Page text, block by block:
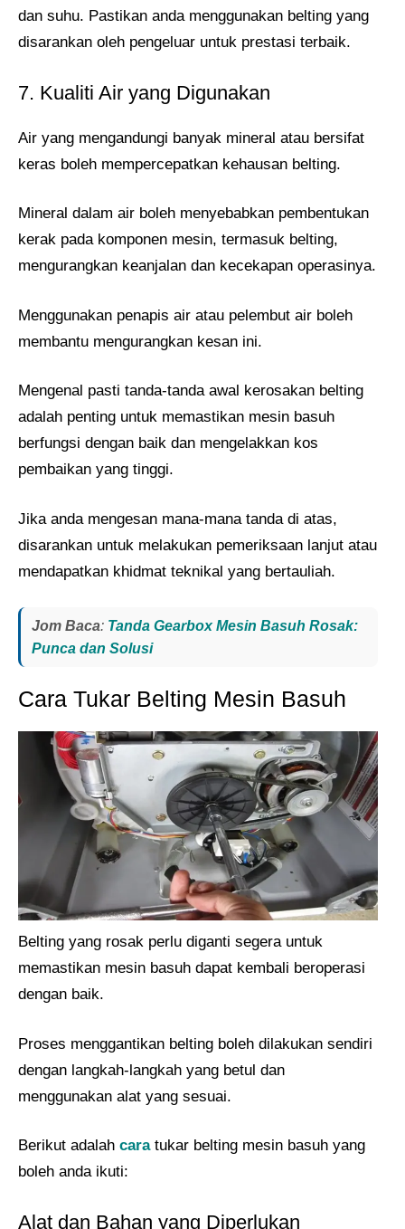
dan suhu. Pastikan anda menggunakan belting yang
disarankan oleh pengeluar untuk prestasi terbaik.
7. Kualiti Air yang Digunakan
Air yang mengandungi banyak mineral atau bersifat
keras boleh mempercepatkan kehausan belting.
Mineral dalam air boleh menyebabkan pembentukan
kerak pada komponen mesin, termasuk belting,
mengurangkan keanjalan dan kecekapan operasinya.
Menggunakan penapis air atau pelembut air boleh
membantu mengurangkan kesan ini.
Mengenal pasti tanda-tanda awal kerosakan belting
adalah penting untuk memastikan mesin basuh
berfungsi dengan baik dan mengelakkan kos
pembaikan yang tinggi.
Jika anda mengesan mana-mana tanda di atas,
disarankan untuk melakukan pemeriksaan lanjut atau
mendapatkan khidmat teknikal yang bertauliah.
Jom Baca: Tanda Gearbox Mesin Basuh Rosak:
Punca dan Solusi
Cara Tukar Belting Mesin Basuh
Belting yang rosak perlu diganti segera untuk
memastikan mesin basuh dapat kembali beroperasi
dengan baik.
Proses menggantikan belting boleh dilakukan sendiri
dengan langkah-langkah yang betul dan
menggunakan alat yang sesuai.
Berikut adalah caratukar belting mesin basuh yang
boleh anda ikuti:
Alat dan Bahan yang Diperlukan